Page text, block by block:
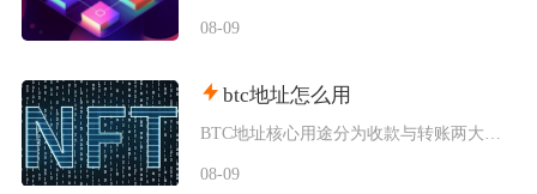
08-09
btc地址怎么用
08-09